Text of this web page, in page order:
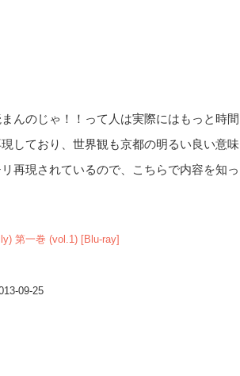
んのじゃ！！って人は実際にはもっと時間
しており、世界観も京都の明るい良い意味
再現されているので、こちらで内容を知っ
第一巻 (vol.1) [Blu-ray]
09-25